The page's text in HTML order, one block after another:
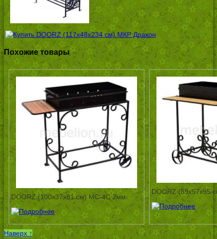
Похожие товары
DOORZ (100x37x81 см) МС-4С 2мм.
DOORZ (89x57x95
Наверх ↑